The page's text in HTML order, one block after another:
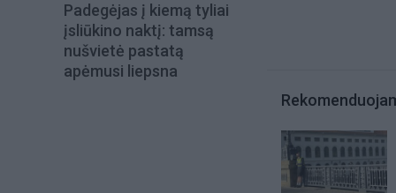
Padegėjas į kiemą tyliai
įsliūkino naktį: tamsą
nušvietė pastatą
apėmusi liepsna